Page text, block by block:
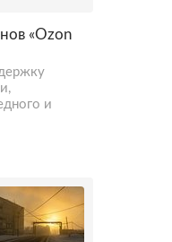
«Ozon
и